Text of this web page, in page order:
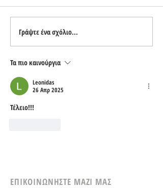
Γράψτε ένα σχόλιο...
Τα πιο καινούργια
Leonidas
26 Απρ 2025
Τέλειο!!!
ΕΠΙΚΟΙΝΩΝΗΣΤΕ ΜΑΖΙ ΜΑΣ